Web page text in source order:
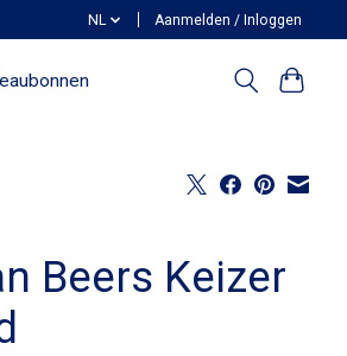
NL Aanmelden / Inloggen
Beers Keizer